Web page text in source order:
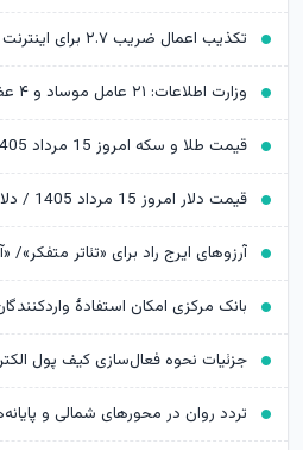
قیمت دلار امروز 15 مرداد 1405 / دلار ۴ هزار تومان ریخت
جزئیات نحوه فعال‌سازی کیف پول
تردد روان در محورهای شمالی و